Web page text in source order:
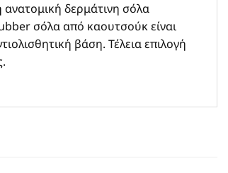
δερμάτινη σόλα
σόλα από καουτσούκ είναι
βάση. Τέλεια επιλογή